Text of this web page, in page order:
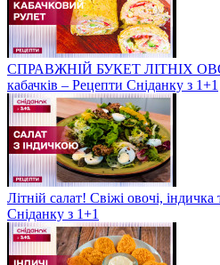
СПРАВЖНІЙ БУКЕТ ЛІТНІХ
кабачків – Рецепти Сніданку з 1+1
Літній салат! Свіжі овочі,
Сніданку з 1+1